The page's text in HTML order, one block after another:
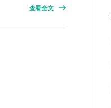
查看全文